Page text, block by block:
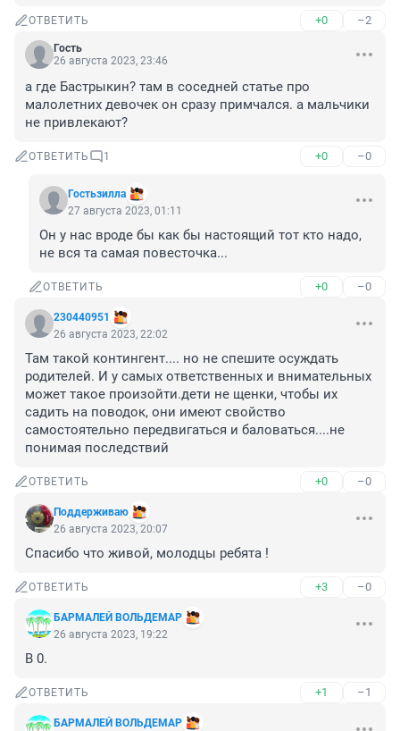
ОТВЕТИТЬ +0 –2
Гость
26 августа 2023, 23:46
а где Бастрыкин? там в соседней статье про
малолетних девочек он сразу примчался. а мальчики
не привлекают?
ОТВЕТИТЬ 1 +0 –0
Гостьзилла
27 августа 2023, 01:11
Он у нас вроде бы как бы настоящий тот кто надо,
не вся та самая повесточка...
ОТВЕТИТЬ +0 –0
230440951
26 августа 2023, 22:02
Там такой контингент.... но не спешите осуждать
родителей. И у самых ответственных и внимательных
может такое произойти.дети не щенки, чтобы их
садить на поводок, они имеют свойство
самостоятельно передвигаться и баловаться....не
понимая последствий
ОТВЕТИТЬ +0 –0
Поддерживаю
26 августа 2023, 20:07
Спасибо что живой, молодцы ребята !
ОТВЕТИТЬ +3 –0
БАРМАЛЕЙ ВОЛЬДЕМАР
26 августа 2023, 19:22
В 0.
ОТВЕТИТЬ +1 –1
БАРМАЛЕЙ ВОЛЬДЕМАР